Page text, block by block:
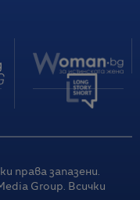
права запазени.
Group. Всички